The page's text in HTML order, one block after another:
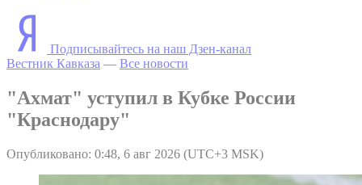
Подписывайтесь на наш Дзен-канал
Вестник Кавказа — Все новости
"Ахмат" уступил в Кубке России
"Краснодару"
Опубликовано: 0:48, 6 авг 2026 (UTC+3 MSK)